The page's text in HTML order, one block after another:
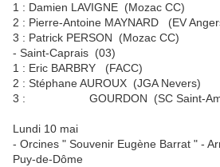
1 : Damien LAVIGNE (Mozac CC)
2 : Pierre-Antoine MAYNARD (EV
3 : Patrick PERSON (Mozac CC)
- Saint-Caprais (03)
1 : Eric BARBRY (FACC)
2 : Stéphane AUROUX (JGA Nevers)
3 : GOURDON (SC Saint-
Lundi 10 mai
- Orcines " Souvenir Eugène Barrat " -
Puy-de-Dôme